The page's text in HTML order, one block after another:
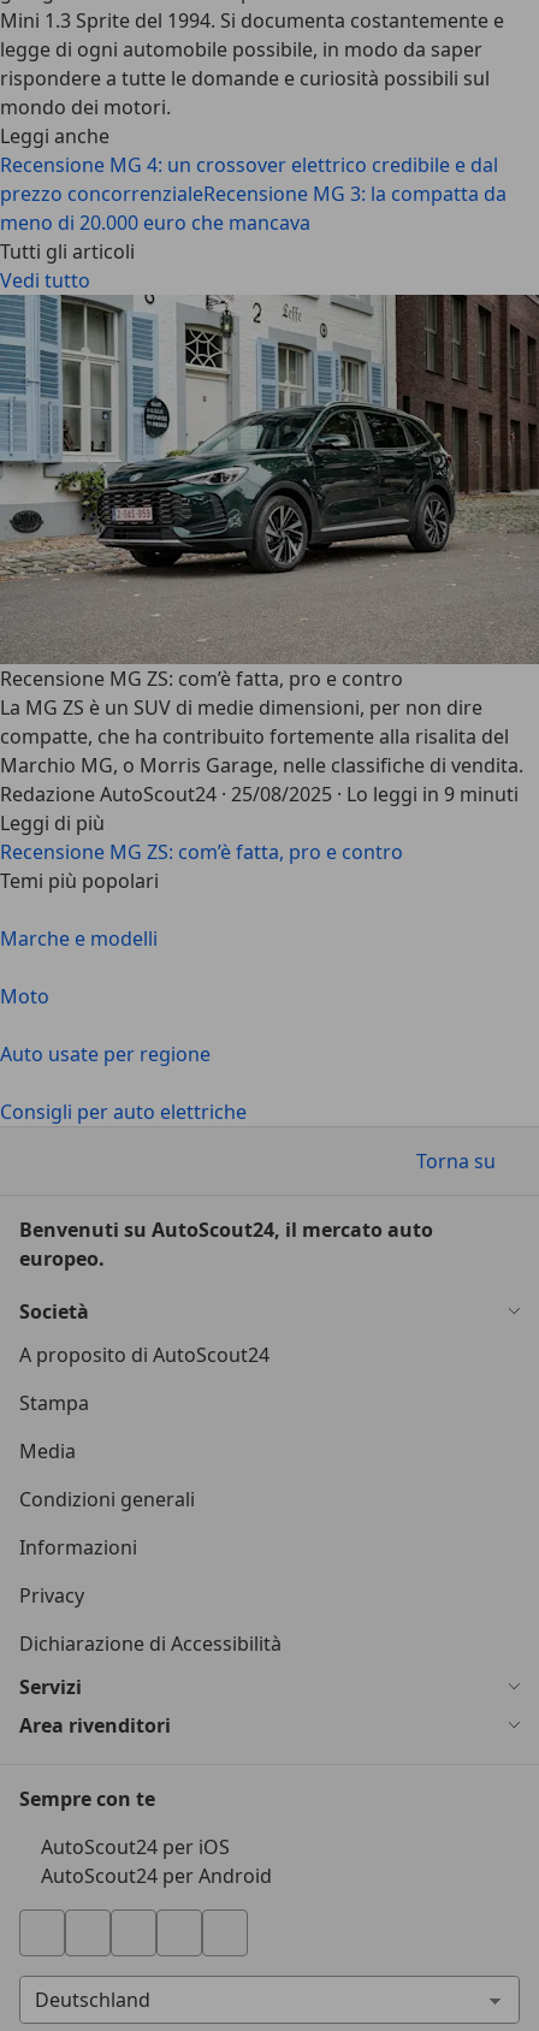
Mini 1.3 Sprite del 1994. Si documenta costantemente e
legge di ogni automobile possibile, in modo da saper
rispondere a tutte le domande e curiosità possibili sul
mondo dei motori.
Leggi anche
Recensione MG 4: un crossover elettrico credibile e dal
prezzo concorrenzialeRecensione MG 3: la compatta da
meno di 20.000 euro che mancava
Tutti gli articoli
Vedi tutto
Recensione MG ZS: com’è fatta, pro e contro
La MG ZS è un SUV di medie dimensioni, per non dire
compatte, che ha contribuito fortemente alla risalita del
Marchio MG, o Morris Garage, nelle classifiche di vendita.
Redazione AutoScout24 · 25/08/2025 · Lo leggi in 9 minuti
Leggi di più
Recensione MG ZS: com’è fatta, pro e contro
Temi più popolari
Marche e modelli
Moto
Auto usate per regione
Consigli per auto elettriche
Torna su
Benvenuti su AutoScout24, il mercato auto
europeo.
Società
A proposito di AutoScout24
Stampa
Media
Condizioni generali
Informazioni
Privacy
Dichiarazione di Accessibilità
Servizi
Area rivenditori
Sempre con te
AutoScout24 per iOS
AutoScout24 per Android